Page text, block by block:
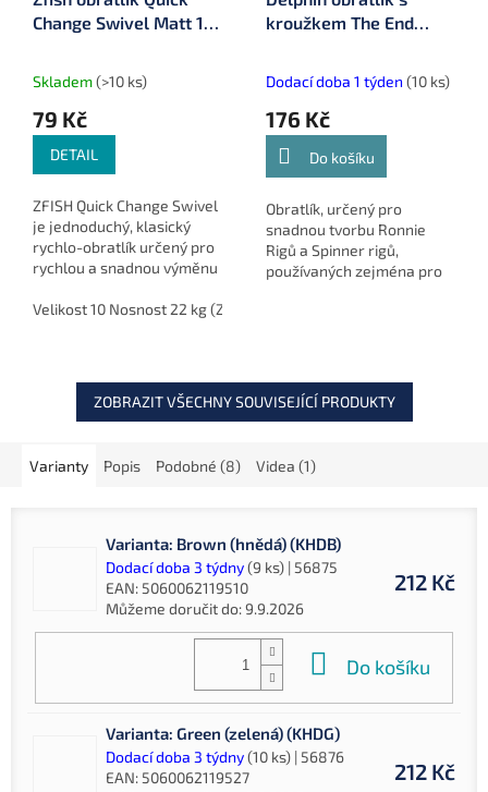
Change Swivel Matt 10
Skladem(>10 ks)
79 Kč
DETAIL
ZFISH Quick Change Swivel
je jednoduchý, klasický
rychlo-obratlík určený pro
rychlou a snadnou výměnu
Velikost 10 Nosnost 22 kg (ZF-4489)
kroužkem The End
13 kg (101003588)
Dodací doba 1 týden (10 ks)
176 Kč
Do košíku
Obratlík, určený pro
snadnou tvorbu Ronnie
Rigů a Spinner rigů,
používaných zejména pro
ZOBRAZIT VŠECHNY SOUVISEJÍCÍ PRODUKTY
Varianty Popis Podobné (8) Videa (1)
Varianta: Brown (hnědá) (KHDB)
Dodací doba 3 týdny(9 ks) | 56875
EAN: 5060062119510
Můžeme doručit do:9.9.2026
212 Kč
Do košíku
Varianta: Green (zelená) (KHDG)
Dodací doba 3 týdny(10 ks) | 56876
EAN: 5060062119527
212 Kč